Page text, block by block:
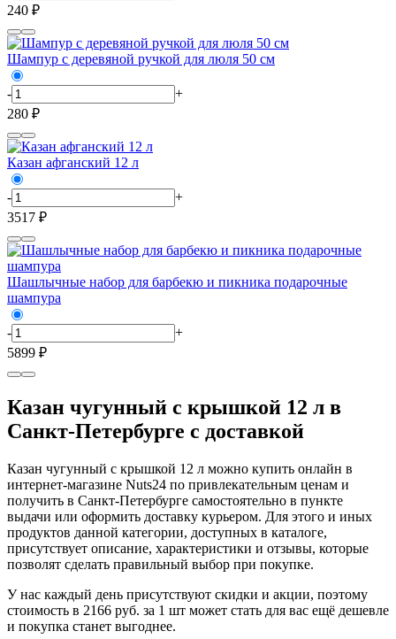
240 ₽
Шампур с деревяной ручкой для люля 50 см
-
+
280 ₽
Казан афганский 12 л
-
+
3517 ₽
Шашлычные набор для барбекю и пикника подарочные
шампура
-
+
5899 ₽
Казан чугунный с крышкой 12 л в
Санкт-Петербурге с доставкой
Казан чугунный с крышкой 12 л можно купить онлайн в
интернет-магазине Nuts24 по привлекательным ценам и
получить в Санкт-Петербурге самостоятельно в пункте
выдачи или оформить доставку курьером. Для этого и иных
продуктов данной категории, доступных в каталоге,
присутствует описание, характеристики и отзывы, которые
позволят сделать правильный выбор при покупке.
У нас каждый день присутствуют скидки и акции, поэтому
стоимость в 2166 руб. за 1 шт может стать для вас ещё дешевле
и покупка станет выгоднее.